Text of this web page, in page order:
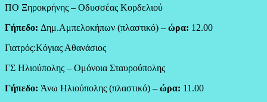
ΠΟ Ξηροκρήνης – Οδυσσέας Κορδελιού
Γήπεδο: Δημ.Αμπελοκήπων (πλαστικό) – ώρα: 12.00
Γιατρός:Κόγιας Αθανάσιος
ΓΣ Ηλιούπολης – Ομόνοια Σταυρούπολης
Γήπεδο: Άνω Ηλιούπολης (πλαστικό) – ώρα: 11.00